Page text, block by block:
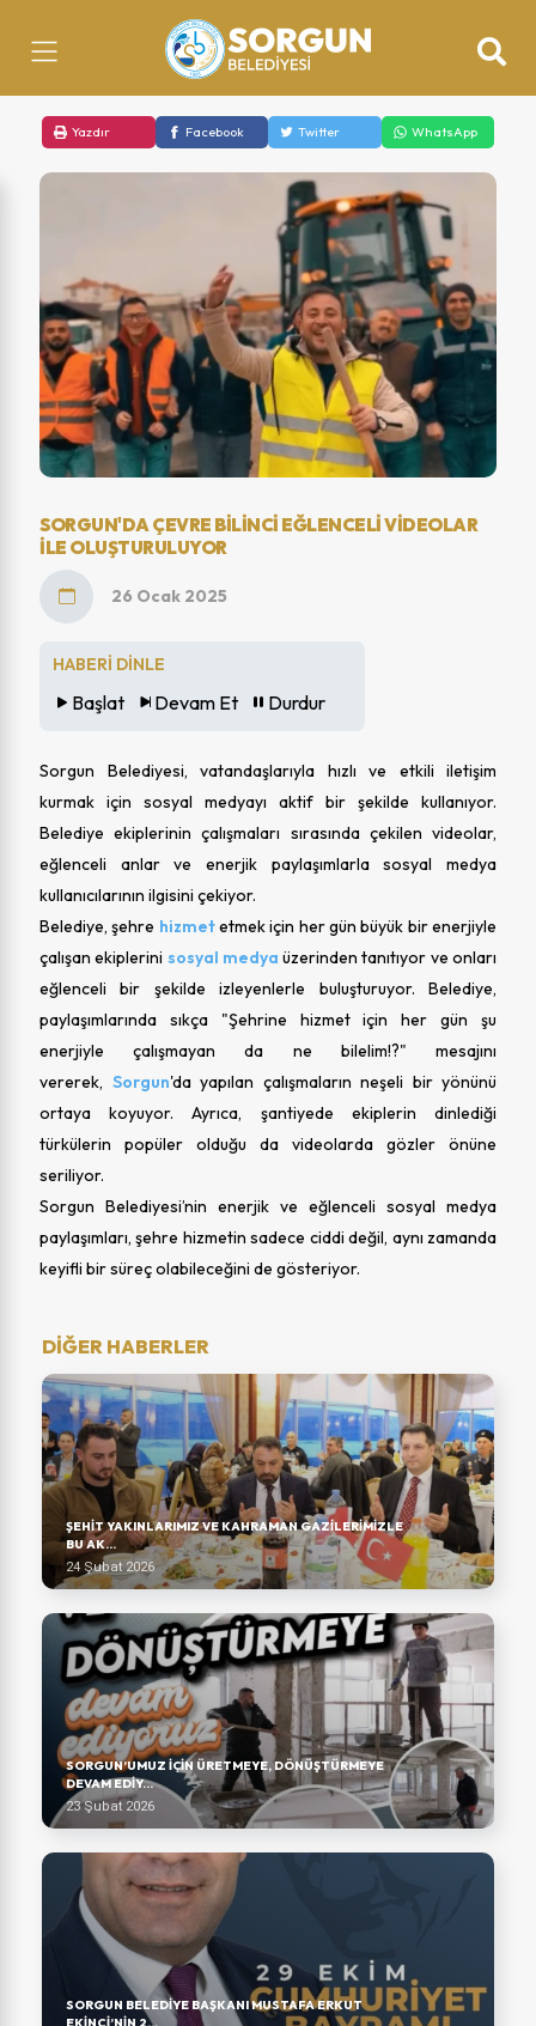
Yazdır Facebook Twitter WhatsApp
SORGUN'DA ÇEVRE BILINCI EĞLENCELI VIDEOLAR
ILE OLUŞTURULUYOR
26 Ocak 2025
HABERİ DİNLE
Başlat Devam Et Durdur
Sorgun Belediyesi, vatandaşlarıyla hızlı ve etkili iletişim
kurmak için sosyal medyayı aktif bir şekilde kullanıyor.
Belediye ekiplerinin çalışmaları sırasında çekilen videolar,
eğlenceli anlar ve enerjik paylaşımlarla sosyal medya
kullanıcılarının ilgisini çekiyor.
Belediye, şehre hizmetetmek için her gün büyük bir enerjiyle
çalışan ekiplerini sosyal medya üzerinden tanıtıyor ve onları
eğlenceli bir şekilde izleyenlerle buluşturuyor. Belediye,
paylaşımlarında sıkça "Şehrine hizmet için her gün şu
enerjiyle çalışmayan da ne bilelim!?" mesajını
vererek, Sorgun'da yapılan çalışmaların neşeli bir yönünü
ortaya koyuyor. Ayrıca, şantiyede ekiplerin dinlediği
türkülerin popüler olduğu da videolarda gözler önüne
seriliyor.
Sorgun Belediyesi’nin enerjik ve eğlenceli sosyal medya
paylaşımları, şehre hizmetin sadece ciddi değil, aynı zamanda
keyifli bir süreç olabileceğini de gösteriyor.
DİĞER HABERLER
ŞEHIT YAKINLARIMIZ VE KAHRAMAN GAZILERIMIZLE
BU AK...
24 Şubat 2026
SORGUN’UMUZ IÇIN ÜRETMEYE, DÖNÜŞTÜRMEYE
DEVAM EDIY...
23 Şubat 2026
SORGUN BELEDİYE BAŞKANI MUSTAFA ERKUT
EKİNCİ’NİN 2...